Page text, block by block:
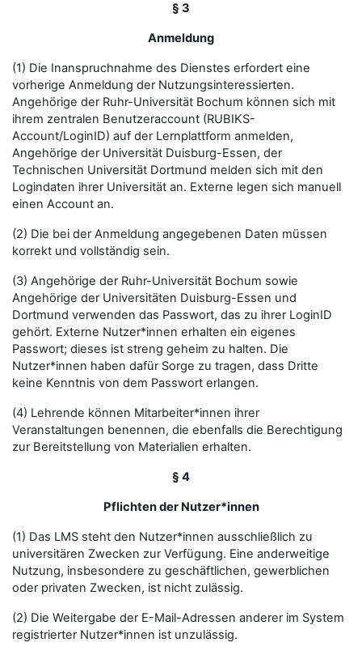
§ 3
Anmeldung
(1) Die Inanspruchnahme des Dienstes erfordert eine
vorherige Anmeldung der Nutzungsinteressierten.
Angehörige der Ruhr-Universität Bochum können sich mit
ihrem zentralen Benutzeraccount (RUBIKS-
Account/LoginID) auf der Lernplattform anmelden,
Angehörige der Universität Duisburg-Essen, der
Technischen Universität Dortmund melden sich mit den
Logindaten ihrer Universität an. Externe legen sich manuell
einen Account an.
(2) Die bei der Anmeldung angegebenen Daten müssen
korrekt und vollständig sein.
(3) Angehörige der Ruhr-Universität Bochum sowie
Angehörige der Universitäten Duisburg-Essen und
Dortmund verwenden das Passwort, das zu ihrer LoginID
gehört. Externe Nutzer*innen erhalten ein eigenes
Passwort; dieses ist streng geheim zu halten. Die
Nutzer*innen haben dafür Sorge zu tragen, dass Dritte
keine Kenntnis von dem Passwort erlangen.
(4) Lehrende können Mitarbeiter*innen ihrer
Veranstaltungen benennen, die ebenfalls die Berechtigung
zur Bereitstellung von Materialien erhalten.
§ 4
Pflichten der Nutzer*innen
(1) Das LMS steht den Nutzer*innen ausschließlich zu
universitären Zwecken zur Verfügung. Eine anderweitige
Nutzung, insbesondere zu geschäftlichen, gewerblichen
oder privaten Zwecken, ist nicht zulässig.
(2) Die Weitergabe der E-Mail-Adressen anderer im System
registrierter Nutzer*innen ist unzulässig.